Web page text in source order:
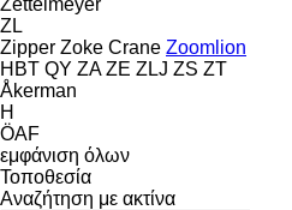
ZL
Zipper Zoke Crane Zoomlion
HBT QY ZA ZE ZLJ ZS ZT
Åkerman
H
ÖAF
εμφάνιση όλων
Τοποθεσία
Αναζήτηση με ακτίνα